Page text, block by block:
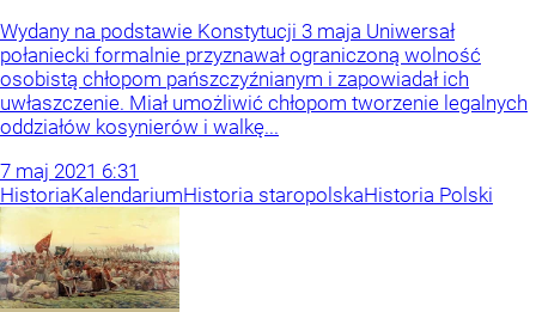
Wydany na podstawie Konstytucji 3 maja Uniwersał
połaniecki formalnie przyznawał ograniczoną wolność
osobistą chłopom pańszczyźnianym i zapowiadał ich
uwłaszczenie. Miał umożliwić chłopom tworzenie legalnych
oddziałów kosynierów i walkę...
7 maj 2021 6:31
HistoriaKalendariumHistoria staropolskaHistoria Polski